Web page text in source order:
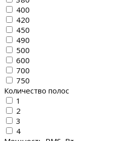
400
420
450
490
500
600
700
750
Количество полос
1
2
3
4